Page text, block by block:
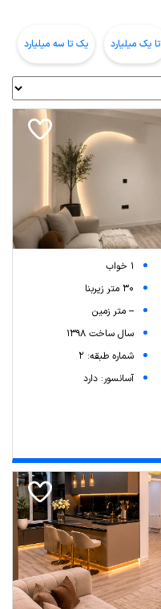
تا یک میلیارد یک تا سه میلیارد
1 خواب
30 متر زیربنا
-- متر زمین
سال ساخت 1398
شماره طبقه: 2
آسانسور: دارد